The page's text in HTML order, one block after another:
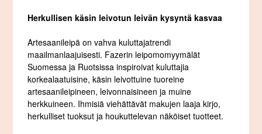
Herkullisen käsin leivotun leivän kysyntä kasvaa
Artesaanileipä on vahva kuluttajatrendi
maailmanlaajuisesti. Fazerin leipomomyymälät
Suomessa ja Ruotsissa inspiroivat kuluttajia
korkealaatuisine, käsin leivottuine tuoreine
artesaanileipineen, leivonnaisineen ja muine
herkkuineen. Ihmisiä viehättävät makujen laaja kirjo,
herkulliset tuoksut ja houkuttelevan näköiset tuotteet.